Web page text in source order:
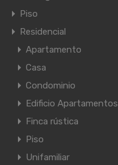
Piso
Residencial
Apartamento
Casa
Condominio
Edificio Apartamentos
Finca rústica
Piso
Unifamiliar